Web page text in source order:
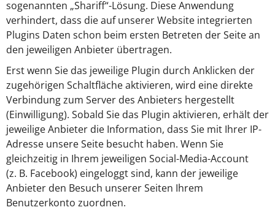
sogenannten „Shariff“-Lösung. Diese Anwendung
verhindert, dass die auf unserer Website integrierten
Plugins Daten schon beim ersten Betreten der Seite an
den jeweiligen Anbieter übertragen.
Erst wenn Sie das jeweilige Plugin durch Anklicken der
zugehörigen Schaltfläche aktivieren, wird eine direkte
Verbindung zum Server des Anbieters hergestellt
(Einwilligung). Sobald Sie das Plugin aktivieren, erhält der
jeweilige Anbieter die Information, dass Sie mit Ihrer IP-
Adresse unsere Seite besucht haben. Wenn Sie
gleichzeitig in Ihrem jeweiligen Social-Media-Account
(z. B. Facebook) eingeloggt sind, kann der jeweilige
Anbieter den Besuch unserer Seiten Ihrem
Benutzerkonto zuordnen.